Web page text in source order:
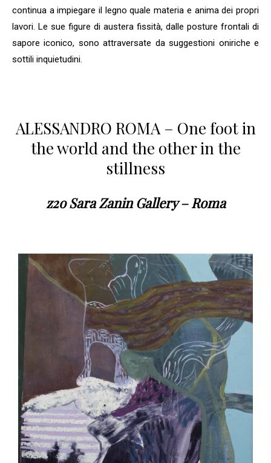
continua a impiegare il legno quale materia e anima dei propri
lavori. Le sue figure di austera fissità, dalle posture frontali di
sapore iconico, sono attraversate da suggestioni oniriche e
sottili inquietudini.
ALESSANDRO ROMA – One foot in
the world and the other in the
stillness
z2o Sara Zanin Gallery – Roma